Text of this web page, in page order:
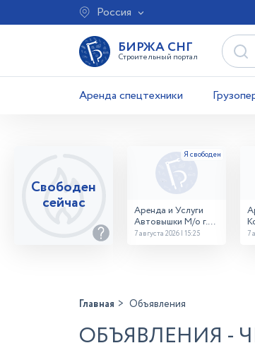
Россия
БИРЖА СНГ
Строительный портал
Аренда спецтехники
Свободен
сейчас
Аренда и Услуги
Автовышки М/о г.
Домодедово
7 августа 2026 | 15:25 7
Главная Объявления
ОБЪЯВЛЕНИЯ -